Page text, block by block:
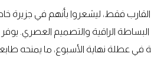
فقط، ليشعروا بأنهم في جزيرة
البساطة الراقية والتصميم العصري.
عطلة نهاية الأسبوع، ما يمنحه طابعاً